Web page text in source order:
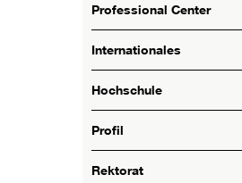
Professional Center
Internationales
Hochschule
Profil
Rektorat